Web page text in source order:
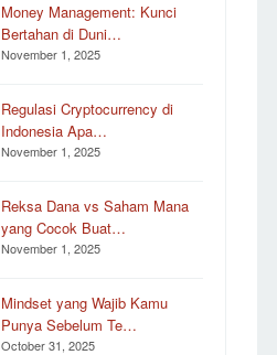
Money Management: Kunci
Bertahan di Duni…
November 1, 2025
Regulasi Cryptocurrency di
Indonesia Apa…
November 1, 2025
Reksa Dana vs Saham Mana
yang Cocok Buat…
November 1, 2025
Mindset yang Wajib Kamu
Punya Sebelum Te…
October 31, 2025